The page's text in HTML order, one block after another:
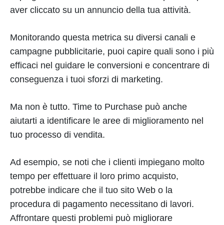
aver cliccato su un annuncio della tua attività.
Monitorando questa metrica su diversi canali e
campagne pubblicitarie, puoi capire quali sono i più
efficaci nel guidare le conversioni e concentrare di
conseguenza i tuoi sforzi di marketing.
Ma non è tutto. Time to Purchase può anche
aiutarti a identificare le aree di miglioramento nel
tuo processo di vendita.
Ad esempio, se noti che i clienti impiegano molto
tempo per effettuare il loro primo acquisto,
potrebbe indicare che il tuo sito Web o la
procedura di pagamento necessitano di lavori.
Affrontare questi problemi può migliorare